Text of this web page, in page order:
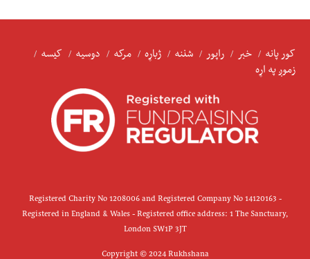
کور پانه خبر راپور شننه ژباړه مرکه دوسیه
کیسه
زموږ په اړه
Registered Charity No 1208006 and Registered Company No 14120163 -
Registered in England & Wales - Registered office address: 1 The Sanctuary,
London SW1P 3JT
Copyright © 2024 Rukhshana